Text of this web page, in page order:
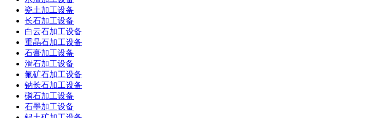
瓷土加工设备
长石加工设备
白云石加工设备
重晶石加工设备
石膏加工设备
滑石加工设备
氟矿石加工设备
钠长石加工设备
磷石加工设备
石墨加工设备